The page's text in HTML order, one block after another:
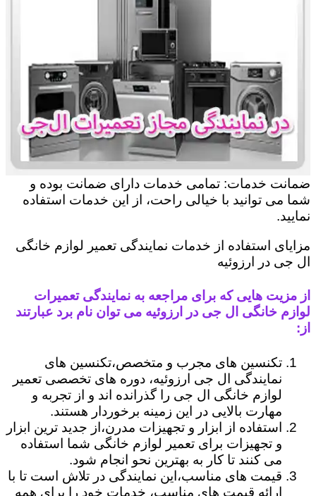
ضمانت خدمات: تمامی خدمات دارای ضمانت بوده و
شما می توانید با خیالی راحت، از این خدمات استفاده
نمایید.
مزایای استفاده از خدمات نمایندگی تعمیر لوازم خانگی
ال جی در ارزوئیه
از مزیت هایی که برای مراجعه به نمایندگی تعمیرات
لوازم خانگی ال جی در ارزوئیه می توان نام برد عبارتند
از:
تکنسین های مجرب و متخصص،تکنسین های
نمایندگی ال جی ارزوئیه، دوره های تخصصی تعمیر
لوازم خانگی ال جی را گذرانده اند و از تجربه و
مهارت بالایی در این زمینه برخوردار هستند.
استفاده از ابزار و تجهیزات مدرن،از جدید ترین ابزار
و تجهیزات برای تعمیر لوازم خانگی شما استفاده
می کنند تا کار به بهترین نحو انجام شود.
قیمت های مناسب،این نمایندگی در تلاش است تا با
ارائه قیمت های مناسب، خدمات خود را برای همه